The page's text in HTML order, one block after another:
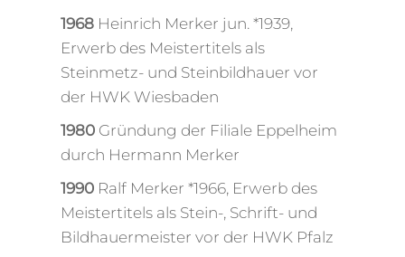
1968Heinrich Merker jun. *1939,
Erwerb des Meistertitels als
Steinmetz- und Steinbildhauer vor
der HWK Wiesbaden
1980Gründung der Filiale Eppelheim
durch Hermann Merker
1990Ralf Merker *1966, Erwerb des
Meistertitels als Stein-, Schrift- und
Bildhauermeister vor der HWK Pfalz